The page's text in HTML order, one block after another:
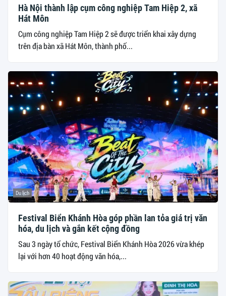
Hà Nội thành lập cụm công nghiệp Tam Hiệp 2, xã
Hát Môn
Cụm công nghiệp Tam Hiệp 2 sẽ được triển khai xây dựng
trên địa bàn xã Hát Môn, thành phố...
Du lịch
Festival Biển Khánh Hòa góp phần lan tỏa giá trị văn
hóa, du lịch và gắn kết cộng đồng
Sau 3 ngày tổ chức, Festival Biển Khánh Hòa 2026 vừa khép
lại với hơn 40 hoạt động văn hóa,...